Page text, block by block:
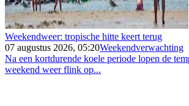
Weekendweer: tropische hitte keert terug
07 augustus 2026, 05:20Weekendverwachting
Na een kortdurende koele periode lopen de
weekend weer flink op...